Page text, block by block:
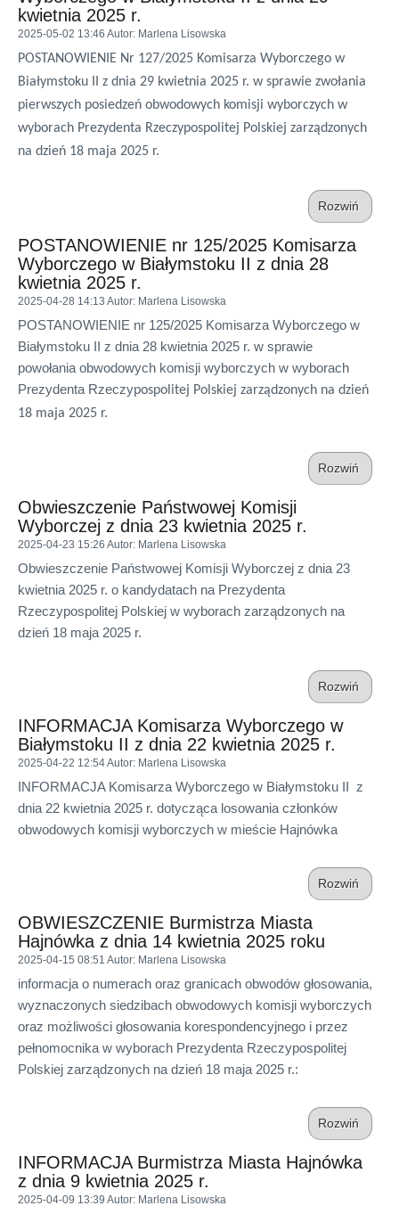
kwietnia 2025 r.
2025-05-02 13:46 Autor: Marlena Lisowska
POSTANOWIENIE Nr 127/2025 Komisarza Wyborczego w
Białymstoku II z dnia 29 kwietnia 2025 r. w sprawie zwołania
pierwszych posiedzeń obwodowych komisji wyborczych w
wyborach Prezydenta Rzeczypospolitej Polskiej zarządzonych
na dzień 18 maja 2025 r.
Rozwiń
POSTANOWIENIE nr 125/2025 Komisarza
Wyborczego w Białymstoku II z dnia 28
kwietnia 2025 r.
2025-04-28 14:13 Autor: Marlena Lisowska
POSTANOWIENIE nr 125/2025 Komisarza Wyborczego w
Białymstoku II z dnia 28 kwietnia 2025 r. w sprawie
powołania obwodowych komisji wyborczych w wyborach
Prezydenta Rzeczypospolitej Polskiej zarządzonych na dzień
18 maja 2025 r.
Rozwiń
Obwieszczenie Państwowej Komisji
Wyborczej z dnia 23 kwietnia 2025 r.
2025-04-23 15:26 Autor: Marlena Lisowska
Obwieszczenie Państwowej Komisji Wyborczej z dnia 23
kwietnia 2025 r. o kandydatach na Prezydenta
Rzeczypospolitej Polskiej w wyborach zarządzonych na
dzień 18 maja 2025 r.
Rozwiń
INFORMACJA Komisarza Wyborczego w
Białymstoku II z dnia 22 kwietnia 2025 r.
2025-04-22 12:54Autor: Marlena Lisowska
INFORMACJA Komisarza Wyborczego w Białymstoku II z
dnia 22 kwietnia 2025 r. dotycząca losowania członków
obwodowych komisji wyborczych w mieście Hajnówka
Rozwiń
OBWIESZCZENIE Burmistrza Miasta
Hajnówka z dnia 14 kwietnia 2025 roku
2025-04-15 08:51 Autor: Marlena Lisowska
informacja o numerach oraz granicach obwodów głosowania,
wyznaczonych siedzibach obwodowych komisji wyborczych
oraz możliwości głosowania korespondencyjnego i przez
pełnomocnika w wyborach Prezydenta Rzeczypospolitej
Polskiej zarządzonych na dzień 18 maja 2025 r.:
Rozwiń
INFORMACJA Burmistrza Miasta Hajnówka
z dnia 9 kwietnia 2025 r.
2025-04-09 13:39 Autor: Marlena Lisowska